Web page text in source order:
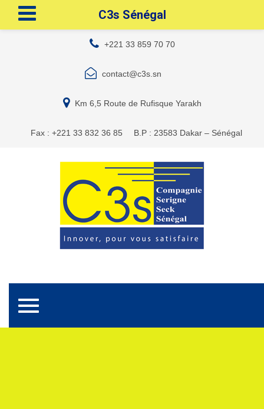
+221 33 859 70 70
contact@c3s.sn
Km 6,5 Route de Rufisque Yarakh
Fax : +221 33 832 36 85 B.P : 23583 Dakar – Sénégal
Toggle navigation
C3s Sénégal